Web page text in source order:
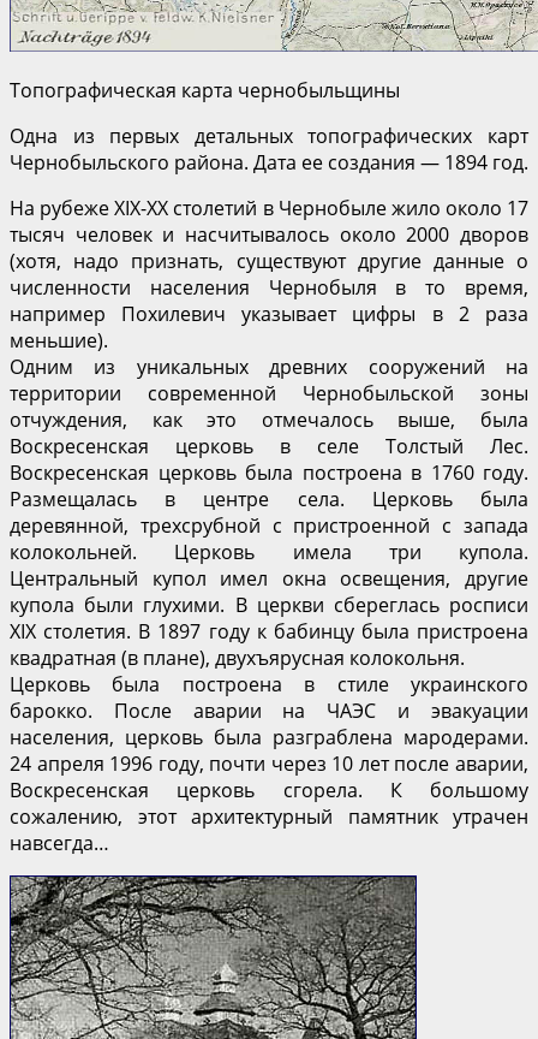
Топографическая карта чернобыльщины
Одна из первых детальных топографических карт
Чернобыльского района. Дата ее создания — 1894 год.
На рубеже XIX-XX столетий в Чернобыле жило около 17
тысяч человек и насчитывалось около 2000 дворов
(хотя, надо признать, существуют другие данные о
численности населения Чернобыля в то время,
например Похилевич указывает цифры в 2 раза
меньшие).
Одним из уникальных древних сооружений на
территории современной Чернобыльской зоны
отчуждения, как это отмечалось выше, была
Воскресенская церковь в селе Толстый Лес.
Воскресенская церковь была построена в 1760 году.
Размещалась в центре села. Церковь была
деревянной, трехсрубной с пристроенной с запада
колокольней. Церковь имела три купола.
Центральный купол имел окна освещения, другие
купола были глухими. В церкви сбереглась росписи
XIX столетия. В 1897 году к бабинцу была пристроена
квадратная (в плане), двухъярусная колокольня.
Церковь была построена в стиле украинского
барокко. После аварии на ЧАЭС и эвакуации
населения, церковь была разграблена мародерами.
24 апреля 1996 году, почти через 10 лет после аварии,
Воскресенская церковь сгорела. К большому
сожалению, этот архитектурный памятник утрачен
навсегда…